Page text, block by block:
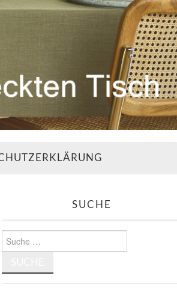
SUCHE
Suche
nach: